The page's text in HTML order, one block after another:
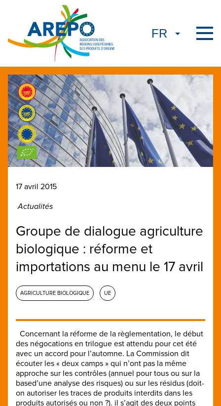
17 avril 2015
Actualités
Groupe de dialogue agriculture
biologique : réforme et
importations au menu le 17 avril
AGRICULTURE BIOLOGIQUE UE
Concernant la réforme de la règlementation, le début
des négocations en trilogue est attendu pour cet été
avec un accord pour l’automne. La Commission dit
écouter les « deux camps » qui n’ont pas la même
approche sur les contrôles (annuel pour tous ou sur la
based’une analyse des risques) ou sur les résidus (doit-
on autoriser les traces de produits interdits dans les
produits autorisés ou non ?). il s’agit des deux points